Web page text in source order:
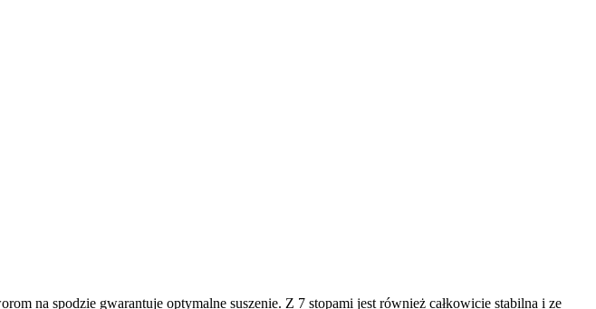
na spodzie gwarantuje optymalne suszenie. Z 7 stopami jest również całkowicie stabilna i ze